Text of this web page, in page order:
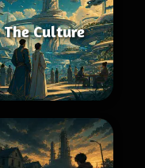
The Culture